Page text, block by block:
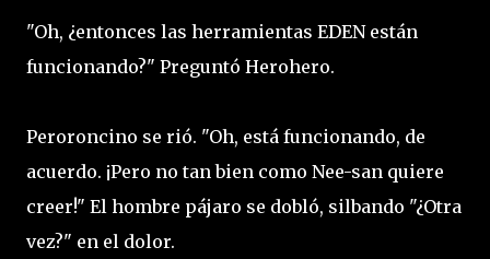
"Oh, ¿entonces las herramientas EDEN están
funcionando?" Preguntó Herohero.
Peroroncino se rió. "Oh, está funcionando, de
acuerdo. ¡Pero no tan bien como Nee-san quiere
creer!" El hombre pájaro se dobló, silbando "¿Otra
vez?" en el dolor.